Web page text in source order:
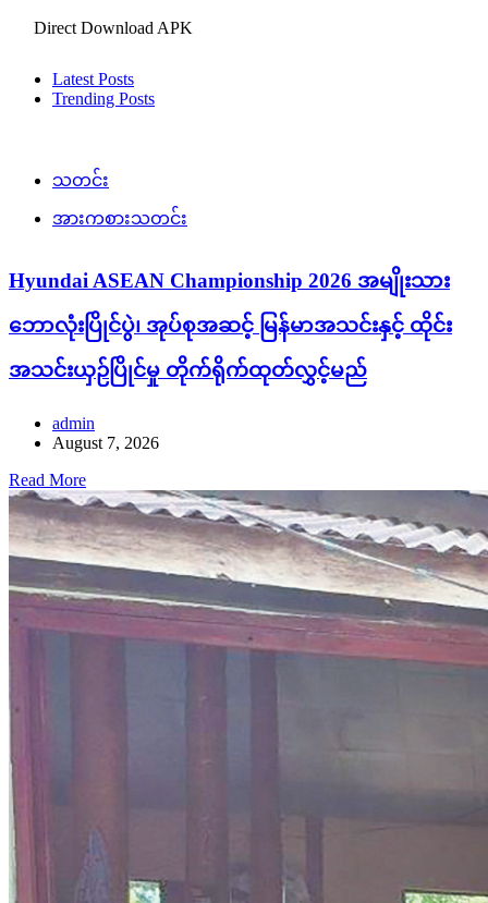
Direct Download APK
Latest Posts
Trending Posts
သတင်း
အားကစားသတင်း
Hyundai ASEAN Championship 2026 အမျိုးသား
ဘောလုံးပြိုင်ပွဲ၊ အုပ်စုအဆင့် မြန်မာအသင်းနှင့် ထိုင်း
အသင်းယှဉ်ပြိုင်မှု တိုက်ရိုက်ထုတ်လွှင့်မည်
admin
August 7, 2026
Read More